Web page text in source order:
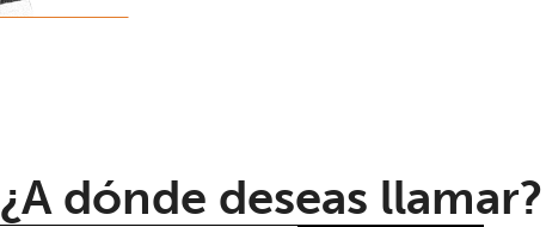
¿A dónde deseas llamar?